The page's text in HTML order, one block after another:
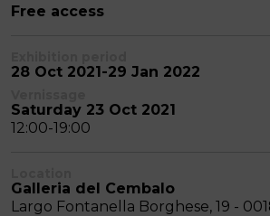
Free access
28 Oct 2021-29 Jan 2022
Saturday 23 Oct 2021
12:00-19:00
Galleria del Cembalo
Largo Fontanella Borghese, 19 -